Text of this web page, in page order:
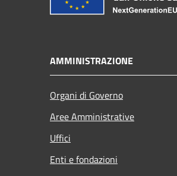
AMMINISTRAZIONE
Organi di Governo
Aree Amministrative
Uffici
Enti e fondazioni